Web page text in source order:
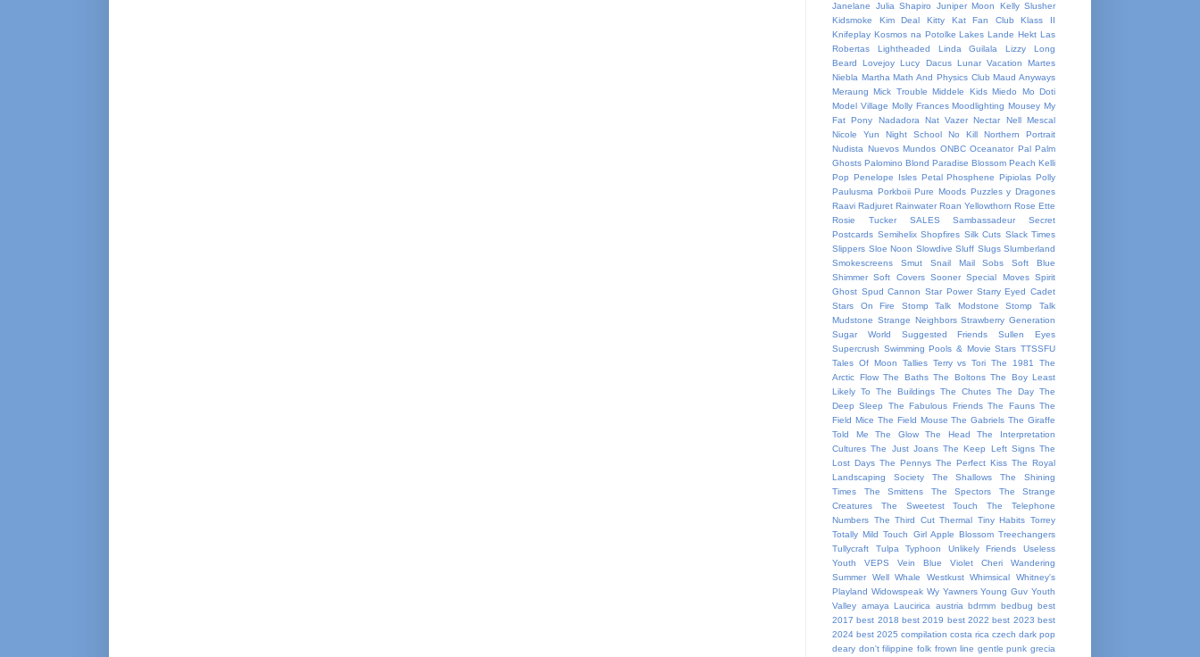
Janelane
Julia Shapiro Juniper Moon
Kelly Slusher
Kidsmoke
Kim Deal Kitty Kat Fan Club
Klass II
Knifeplay Kosmos na Potolke Lakes Lande Hekt Las
Robertas
Lightheaded Linda Guilala Lizzy
Long
Beard
Lovejoy Lucy Dacus Lunar Vacation
Martes
Niebla Martha Math And Physics Club Maud Anyways
Meraung Mick Trouble Middele Kids Miedo
Mo Doti
Model Village Molly Frances Moodlighting Mousey My
Fat Pony
Nadadora Nat Vazer Nectar Nell Mescal
Nicole Yun
Night School No Kill
Northern Portrait
Nudista Nuevos Mundos ONBC Oceanator Pal Palm
Ghosts Palomino Blond Paradise Blossom Peach Kelli
Pop Penelope Isles Petal Phosphene Pipiolas Polly
Paulusma Porkboii Pure Moods Puzzles y Dragones
Raavi Radjuret Rainwater Roan Yellowthorn Rose Ette
Rosie Tucker
SALES Sambassadeur
Secret
Postcards Semihelix Shopfires Silk Cuts Slack Times
Slippers Sloe Noon Slowdive Sluff Slugs Slumberland
Smokescreens
Smut Snail Mail Sobs
Soft Blue
Shimmer Soft Covers Sooner Special Moves Spirit
Ghost Spud Cannon Star Power Starry Eyed Cadet
Stars On Fire
Stomp Talk Modstone
Stomp Talk
Mudstone Strange Neighbors Strawberry Generation
Sugar World
Suggested Friends
Sullen Eyes
Supercrush Swimming Pools & Movie Stars TTSSFU
Tales Of Moon
Tallies Terry vs Tori The 1981
The
Arctic Flow The Baths The Boltons The Boy Least
Likely To
The Buildings The Chutes The Day The
Deep Sleep
The Fabulous Friends The Fauns The
Field Mice The Field Mouse The Gabriels The Giraffe
Told Me
The Glow The Head
The Interpretation
Cultures The Just Joans The Keep Left Signs The
Lost Days The Pennys The Perfect Kiss The Royal
Landscaping Society
The Shallows
The Shining
Times
The Smittens The Spectors
The Strange
Creatures
The Sweetest Touch
The Telephone
Numbers The Third Cut Thermal Tiny Habits Torrey
Totally Mild Touch Girl Apple Blossom Treechangers
Tullycraft
Tulpa Typhoon Unlikely Friends
Useless
Youth
VEPS Vein Blue Violet Cheri
Wandering
Summer
Well Whale Westkust Whimsical
Whitney's
Playland Widowspeak Wy Yawners Young Guv Youth
Valley amaya Laucirica austria bdrmm bedbug best
2017 best 2018 best 2019 best 2022 best 2023 best
2024 best 2025 compilation costa rica czech dark pop
deary don't filippine folk frown line gentle punk grecia